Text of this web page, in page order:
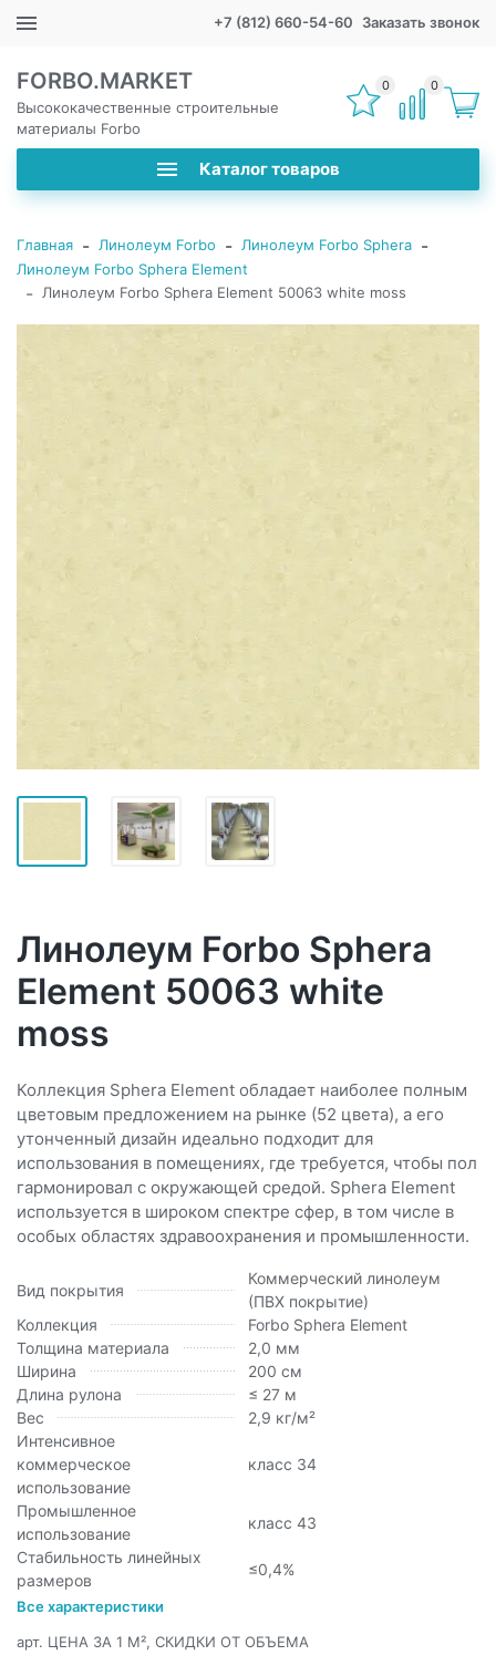
+7 (812) 660-54-60 Заказать звонок
FORBO.MARKET
Высококачественные строительные
материалы Forbo
Каталог товаров
0 0
Главная - Линолеум Forbo - Линолеум Forbo Sphera -
Линолеум Forbo Sphera Element
- Линолеум Forbo Sphera Element 50063 white moss
Линолеум Forbo Sphera
Element 50063 white
moss
Коллекция Sphera Element обладает наиболее полным
цветовым предложением на рынке (52 цвета), а его
утонченный дизайн идеально подходит для
использования в помещениях, где требуется, чтобы пол
гармонировал с окружающей средой. Sphera Element
используется в широком спектре сфер, в том числе в
особых областях здравоохранения и промышленности.
Вид покрытия
Коммерческий линолеум
(ПВХ покрытие)
Коллекция
Forbo Sphera Element
Толщина материала
2,0 мм
Ширина
200 см
Длина рулона
≤ 27 м
Вес
2,9 кг/м²
Интенсивное
коммерческое
использование
класс 34
Промышленное
использование
класс 43
Стабильность линейных
размеров
≤0,4%
Все характеристики
арт. ЦЕНА ЗА 1 М², СКИДКИ ОТ ОБЪЕМА